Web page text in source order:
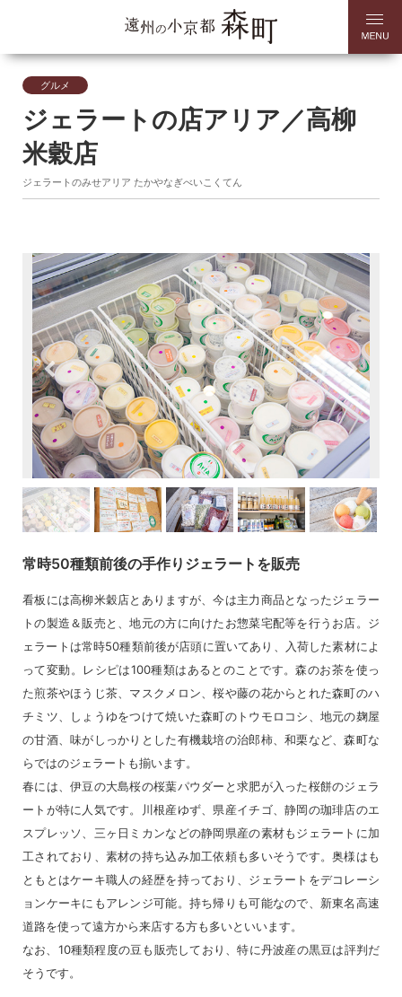
グルメ
ジェラートの店アリア／高柳
米穀店
ジェラートのみせアリア たかやなぎべいこくてん
常時50種類前後の手作りジェラートを販売
看板には高柳米穀店とありますが、今は主力商品となったジェラー
トの製造＆販売と、地元の方に向けたお惣菜宅配等を行うお店。ジ
ェラートは常時50種類前後が店頭に置いてあり、入荷した素材によ
って変動。レシピは100種類はあるとのことです。森のお茶を使っ
た煎茶やほうじ茶、マスクメロン、桜や藤の花からとれた森町のハ
チミツ、しょうゆをつけて焼いた森町のトウモロコシ、地元の麹屋
の甘酒、味がしっかりとした有機栽培の治郎柿、和栗など、森町な
らではのジェラートも揃います。
春には、伊豆の大島桜の桜葉パウダーと求肥が入った桜餅のジェラ
ートが特に人気です。川根産ゆず、県産イチゴ、静岡の珈琲店のエ
スプレッソ、三ヶ日ミカンなどの静岡県産の素材もジェラートに加
工されており、素材の持ち込み加工依頼も多いそうです。奥様はも
ともとはケーキ職人の経歴を持っており、ジェラートをデコレーシ
ョンケーキにもアレンジ可能。持ち帰りも可能なので、新東名高速
道路を使って遠方から来店する方も多いといいます。
なお、10種類程度の豆も販売しており、特に丹波産の黒豆は評判だ
そうです。